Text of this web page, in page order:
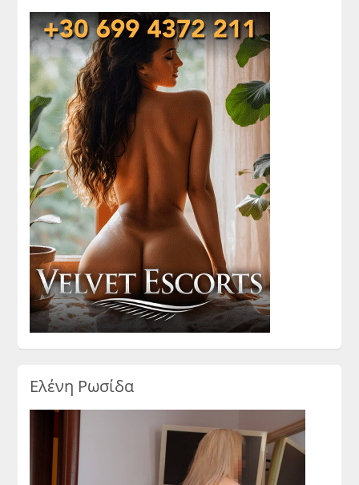
Ελένη Ρωσίδα